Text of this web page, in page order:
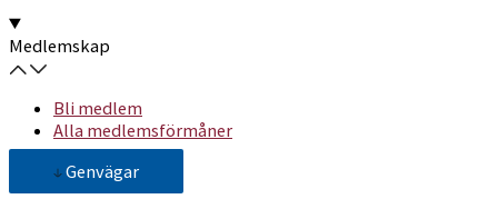
Medlemskap
Bli medlem
Alla medlemsförmåner
Genvägar